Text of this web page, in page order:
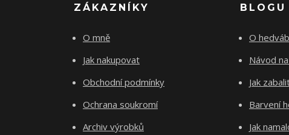
ZÁKAZNÍKY
O mně
Jak nakupovat
Obchodní podmínky
Ochrana soukromí
Archiv výrobků
BLOGU
O
Návod
Jak
Barvení
Jak